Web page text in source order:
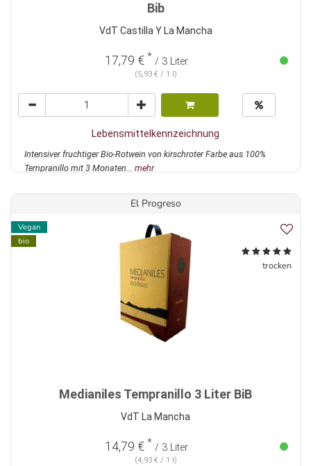
Bib
VdT Castilla Y La Mancha
17,79 € * / 3 Liter
(5,93 € / 1 l)
Lebensmittelkennzeichnung
Intensiver fruchtiger Bio-Rotwein von kirschroter Farbe aus 100%
Tempranillo mit 3 Monaten... mehr
El Progreso
Vegan
bio
trocken
Medianiles Tempranillo 3 Liter BiB
VdT La Mancha
14,79 € * / 3 Liter
(4,93 € / 1 l)